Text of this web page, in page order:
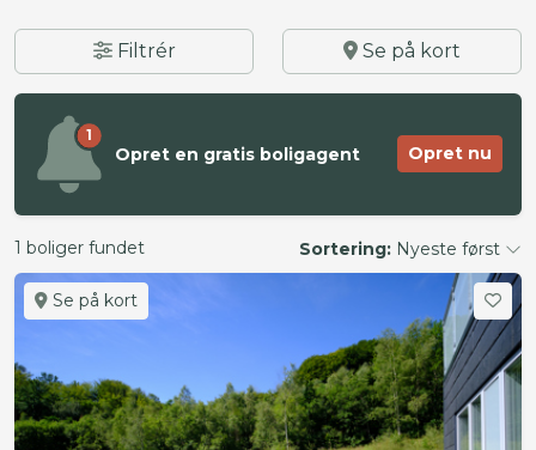
Filtrér Se på kort
1
Opret en gratis boligagent Opret nu
1 boliger fundet Sortering: Nyeste først
Se på kort